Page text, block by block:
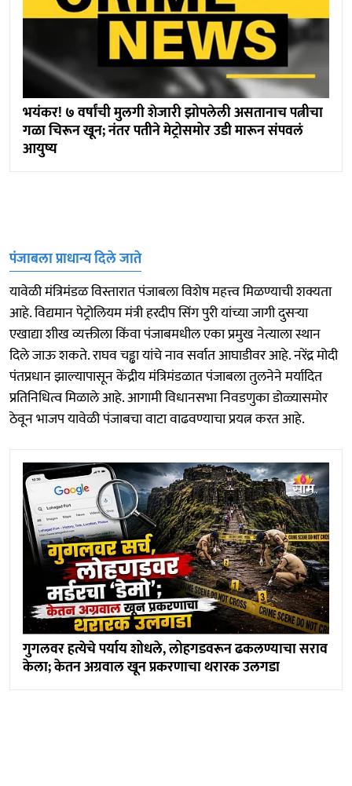
भयंकर! ७ वर्षांची मुलगी शेजारी झोपलेली असतानाच पत्नीचा
गळा चिरून खून; नंतर पतीने मेट्रोसमोर उडी मारून संपवलं
आयुष्य
पंजाबला प्राधान्य दिले जाते
यावेळी मंत्रिमंडळ विस्तारात पंजाबला विशेष महत्त्व मिळण्याची शक्यता
आहे. विद्यमान पेट्रोलियम मंत्री हरदीप सिंग पुरी यांच्या जागी दुसऱ्या
एखाद्या शीख व्यक्तीला किंवा पंजाबमधील एका प्रमुख नेत्याला स्थान
दिले जाऊ शकते. राघव चड्ढा यांचे नाव सर्वात आघाडीवर आहे. नरेंद्र मोदी
पंतप्रधान झाल्यापासून केंद्रीय मंत्रिमंडळात पंजाबला तुलनेने मर्यादित
प्रतिनिधित्व मिळाले आहे. आगामी विधानसभा निवडणुका डोळ्यासमोर
ठेवून भाजप यावेळी पंजाबचा वाटा वाढवण्याचा प्रयत्न करत आहे.
गुगलवर हत्येचे पर्याय शोधले, लोहगडवरून ढकलण्याचा सराव
केला; केतन अग्रवाल खून प्रकरणाचा थरारक उलगडा